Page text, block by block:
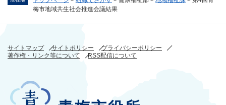
梅市地域共生社会推進会議結果
サイトマップ サイトポリシー
プライバシーポリシー
著作権・リンク等について
RSS配信について